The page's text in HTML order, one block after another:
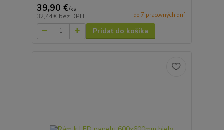
39,90 €/ks
32,44 € bez DPH do 7 pracovných dní
Pridať do košíka